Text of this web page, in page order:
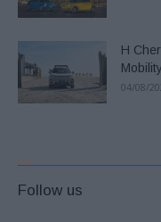
Η
Mobility
04/08/
Follow us